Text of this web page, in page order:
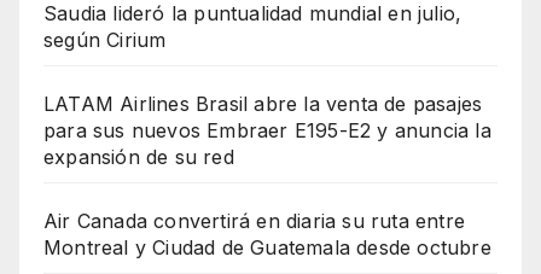
Saudia lideró la puntualidad mundial en julio,
según Cirium
LATAM Airlines Brasil abre la venta de pasajes
para sus nuevos Embraer E195-E2 y anuncia la
expansión de su red
Air Canada convertirá en diaria su ruta entre
Montreal y Ciudad de Guatemala desde octubre